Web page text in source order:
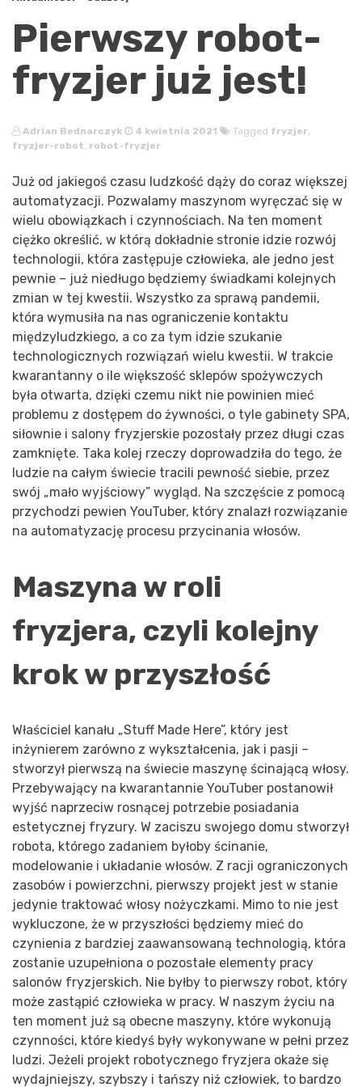
Pierwszy robot-
fryzjer już jest!
Adrian Bednarczyk 4 kwietnia 2021 Tagged fryzjer,
fryzjer-robot, robot-fryzjer
Już od jakiegoś czasu ludzkość dąży do coraz większej
automatyzacji. Pozwalamy maszynom wyręczać się w
wielu obowiązkach i czynnościach. Na ten moment
ciężko określić, w którą dokładnie stronie idzie rozwój
technologii, która zastępuje człowieka, ale jedno jest
pewnie – już niedługo będziemy świadkami kolejnych
zmian w tej kwestii. Wszystko za sprawą pandemii,
która wymusiła na nas ograniczenie kontaktu
międzyludzkiego, a co za tym idzie szukanie
technologicznych rozwiązań wielu kwestii. W trakcie
kwarantanny o ile większość sklepów spożywczych
była otwarta, dzięki czemu nikt nie powinien mieć
problemu z dostępem do żywności, o tyle gabinety SPA,
siłownie i salony fryzjerskie pozostały przez długi czas
zamknięte. Taka kolej rzeczy doprowadziła do tego, że
ludzie na całym świecie tracili pewność siebie, przez
swój „mało wyjściowy” wygląd. Na szczęście z pomocą
przychodzi pewien YouTuber, który znalazł rozwiązanie
na automatyzację procesu przycinania włosów.
Maszyna w roli
fryzjera, czyli kolejny
krok w przyszłość
Właściciel kanału „Stuff Made Here”, który jest
inżynierem zarówno z wykształcenia, jak i pasji –
stworzył pierwszą na świecie maszynę ścinającą włosy.
Przebywający na kwarantannie YouTuber postanowił
wyjść naprzeciw rosnącej potrzebie posiadania
estetycznej fryzury. W zaciszu swojego domu stworzył
robota, którego zadaniem byłoby ścinanie,
modelowanie i układanie włosów. Z racji ograniczonych
zasobów i powierzchni, pierwszy projekt jest w stanie
jedynie traktować włosy nożyczkami. Mimo to nie jest
wykluczone, że w przyszłości będziemy mieć do
czynienia z bardziej zaawansowaną technologią, która
zostanie uzupełniona o pozostałe elementy pracy
salonów fryzjerskich. Nie byłby to pierwszy robot, który
może zastąpić człowieka w pracy. W naszym życiu na
ten moment już są obecne maszyny, które wykonują
czynności, które kiedyś były wykonywane w pełni przez
ludzi. Jeżeli projekt robotycznego fryzjera okaże się
wydajniejszy, szybszy i tańszy niż człowiek, to bardzo